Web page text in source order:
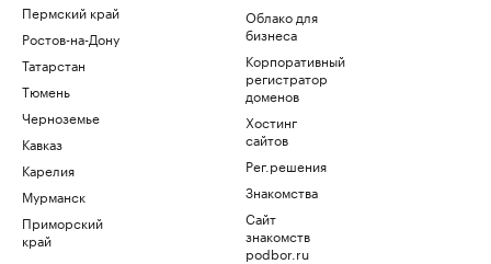
Пермский край
Ростов-на-Дону
Татарстан
Тюмень
Черноземье
Кавказ
Карелия
Мурманск
Приморский
край
Облако для
бизнеса
Корпоративный
регистратор
доменов
Хостинг
сайтов
Рег.решения
Знакомства
Сайт
знакомств
podbor.ru